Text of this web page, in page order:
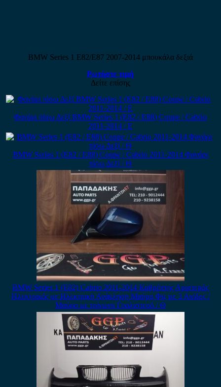
BMW Series 1 E82/E87 2007-2014 μπουκάλα δεξιά
Ρωτήστε τιμή
Δείτε επίσης
Φανάρι πίσω Δεξί BMW Series 1 (E82 / E88) Coupe / Cabrio
2011-2014 / Ε
BMW Series 1 (E82 / E88) Coupe / Cabrio 2011-2014 Φανάρι
πίσω Δεξί / Θ
BMW Series 1 (E82) Cabrio 2011-2014 Καθρέπτης Αριστερός
Ηλεκτρικός με Ηλεκτρική Ανάκληση Μαύρο Φις με 3 Ακίδες /
Μαύρο με τρίγωνο Γυαλιστερό / Θ